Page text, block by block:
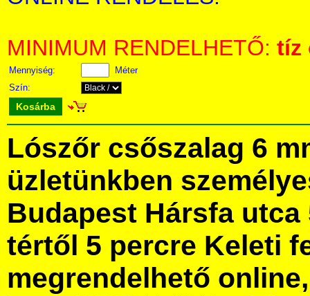
MINIMUM RENDELHETŐ: tíz
Mennyiség:
Méter
Szín:
Kosárba
Lószőr csőszalag 6
üzletünkben
Budapest Hársfa utca
tértől 5 percre Keleti
megrendelhető